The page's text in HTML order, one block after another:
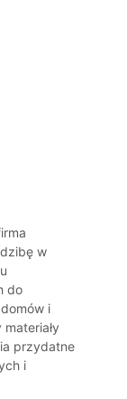
w
do
i
przydatne
i